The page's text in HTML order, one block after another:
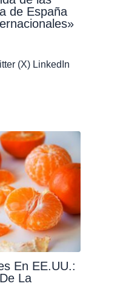
de España
(X) LinkedIn
En EE.UU.:
La